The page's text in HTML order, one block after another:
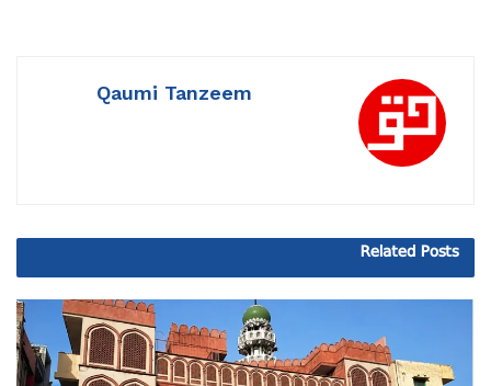
Qaumi Tanzeem
Related Posts